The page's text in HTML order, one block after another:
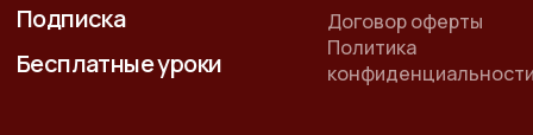
Подписка
Бесплатные уроки
Договор оферты
Политика